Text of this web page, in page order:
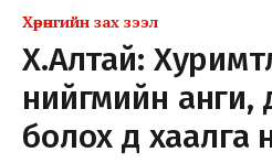
Хөрөнгийн зах зээл
Х.Алтай:
нийгмийн анги,
болох үүд хаалга